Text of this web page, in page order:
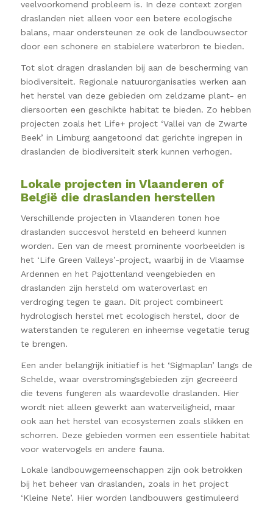
veelvoorkomend probleem is. In deze context zorgen
draslanden niet alleen voor een betere ecologische
balans, maar ondersteunen ze ook de landbouwsector
door een schonere en stabielere waterbron te bieden.
Tot slot dragen draslanden bij aan de bescherming van
biodiversiteit. Regionale natuurorganisaties werken aan
het herstel van deze gebieden om zeldzame plant- en
diersoorten een geschikte habitat te bieden. Zo hebben
projecten zoals het Life+ project ‘Vallei van de Zwarte
Beek’ in Limburg aangetoond dat gerichte ingrepen in
draslanden de biodiversiteit sterk kunnen verhogen.
Lokale projecten in Vlaanderen of
België die draslanden herstellen
Verschillende projecten in Vlaanderen tonen hoe
draslanden succesvol hersteld en beheerd kunnen
worden. Een van de meest prominente voorbeelden is
het ‘Life Green Valleys’-project, waarbij in de Vlaamse
Ardennen en het Pajottenland veengebieden en
draslanden zijn hersteld om wateroverlast en
verdroging tegen te gaan. Dit project combineert
hydrologisch herstel met ecologisch herstel, door de
waterstanden te reguleren en inheemse vegetatie terug
te brengen.
Een ander belangrijk initiatief is het ‘Sigmaplan’ langs de
Schelde, waar overstromingsgebieden zijn gecreëerd
die tevens fungeren als waardevolle draslanden. Hier
wordt niet alleen gewerkt aan waterveiligheid, maar
ook aan het herstel van ecosystemen zoals slikken en
schorren. Deze gebieden vormen een essentiële habitat
voor watervogels en andere fauna.
Lokale landbouwgemeenschappen zijn ook betrokken
bij het beheer van draslanden, zoals in het project
‘Kleine Nete’. Hier worden landbouwers gestimuleerd